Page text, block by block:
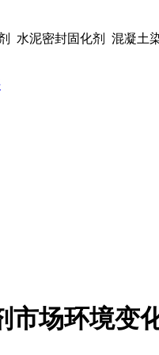
水泥密封固化剂 混凝土
市场环境变